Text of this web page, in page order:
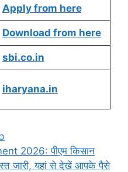
Apply from here
Download from here
sbi.co.in
iharyana.in
2026: पीएम किसान
जारी, यहां से देखें आपके पैसे